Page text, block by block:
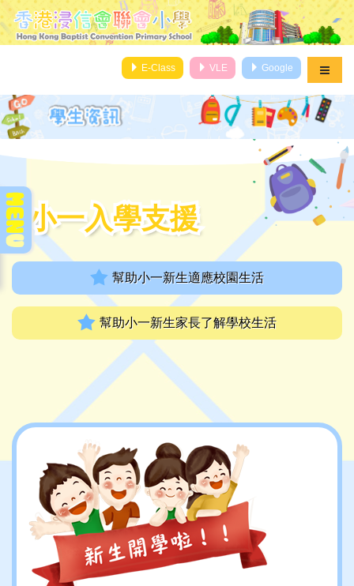
E-Class VLE Google
小一入學支援
小一入學支援
幫助小一新生適應校園生活
幫助小一新生家長了解學校生活